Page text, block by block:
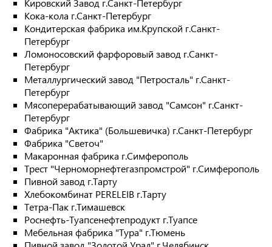
Кировский Завод г.Санкт-Петербург
Кока-кола г.Санкт-Петербург
Кондитерская фабрика им.Крупской г.Санкт-
Петербург
Ломоносовский фарфоровый завод г.Санкт-
Петербург
Металлургический завод "Петросталь" г.Санкт-
Петербург
Мясоперерабатывающий завод "Самсон" г.Санкт-
Петербург
Фабрика "Актика" (Большевичка) г.Санкт-Петербург
Фабрика "Светоч"
Макаронная фабрика г.Симферополь
Трест "Черноморнефтегазпромстрой" г.Симферополь
Пивной завод г.Тарту
Хлебокомбинат PERELEIB г.Тарту
Тетра-Пак г.Тимашевск
Роснефть-Туапсенефтепродукт г.Туапсе
Мебельная фабрика "Тура" г.Тюмень